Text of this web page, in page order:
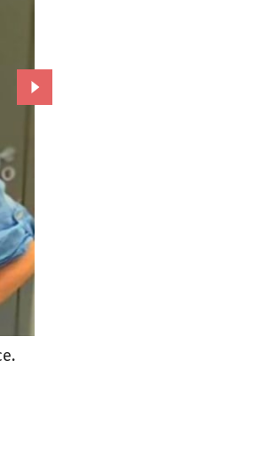
Przejdź do kolejnego zdjęcia.